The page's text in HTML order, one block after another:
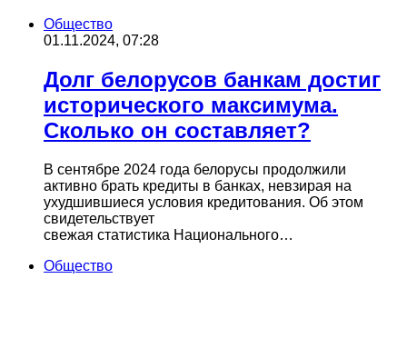
Общество
01.11.2024, 07:28
Долг белорусов банкам достиг
исторического максимума.
Сколько он составляет?
В сентябре 2024 года белорусы продолжили
активно брать кредиты в банках, невзирая на
ухудшившиеся условия кредитования. Об этом
свидетельствует
свежая статистика Национального…
Общество